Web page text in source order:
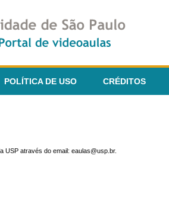
POLÍTICA DE USO CRÉDITOS
USP através do email: eaulas@usp.br.